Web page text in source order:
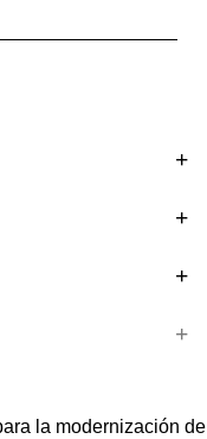
la modernización de